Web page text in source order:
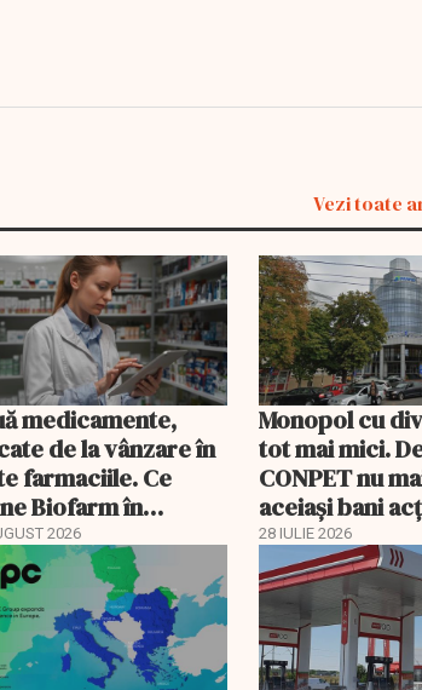
Vezi toate
medicamente,
de la vânzare în
farmaciile. Ce
Biofarm în
trimis BVB
2026
Monopol cu
tot mai mici.
CONPET nu
aceiași bani
28 IULIE 2026